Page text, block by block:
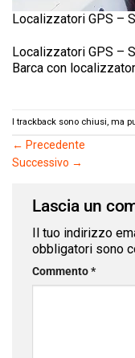
Localizzatori GPS –
Localizzatori GPS –
Barca con
I trackback sono chiusi, ma
← Precedente
Successivo →
Lascia un
Il tuo indirizzo
obbligatori sono
Commento*